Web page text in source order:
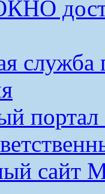
служба
портал
сайт